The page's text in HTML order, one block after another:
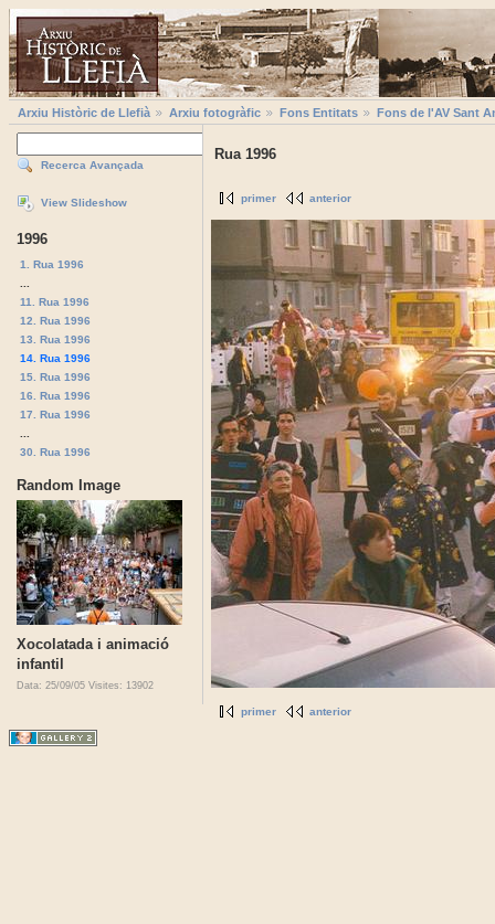
Arxiu Històric de Llefià Arxiu fotogràfic Fons Entitats Fons de l'AV Sant
Recerca Avançada
View Slideshow
1996
1. Rua 1996
11. Rua 1996
12. Rua 1996
13. Rua 1996
14. Rua 1996
15. Rua 1996
16. Rua 1996
17. Rua 1996
30. Rua 1996
Random Image
Xocolatada i animació
infantil
Data: 25/09/05 Visites: 13902
Rua 1996
primer anterior
primer anterior